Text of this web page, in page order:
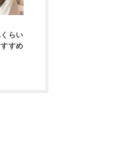
らい
すめ